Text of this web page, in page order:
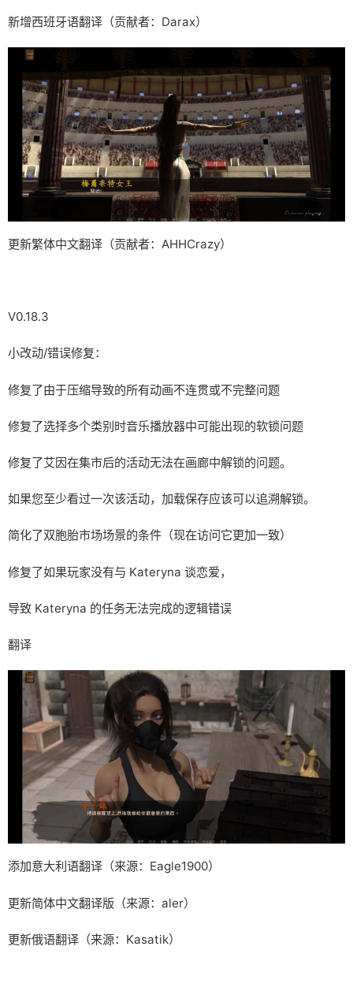
新增西班牙语翻译（贡献者：Darax）
更新繁体中文翻译（贡献者：AHHCrazy）
V0.18.3
小改动/错误修复：
修复了由于压缩导致的所有动画不连贯或不完整问题
修复了选择多个类别时音乐播放器中可能出现的软锁问题
修复了艾因在集市后的活动无法在画廊中解锁的问题。
如果您至少看过一次该活动，加载保存应该可以追溯解锁。
简化了双胞胎市场场景的条件（现在访问它更加一致）
修复了如果玩家没有与 Kateryna 谈恋爱，
导致 Kateryna 的任务无法完成的逻辑错误
翻译
添加意大利语翻译（来源：Eagle1900）
更新简体中文翻译版（来源：aler）
更新俄语翻译（来源：Kasatik）